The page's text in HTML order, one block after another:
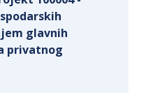
glavnih
privatnog